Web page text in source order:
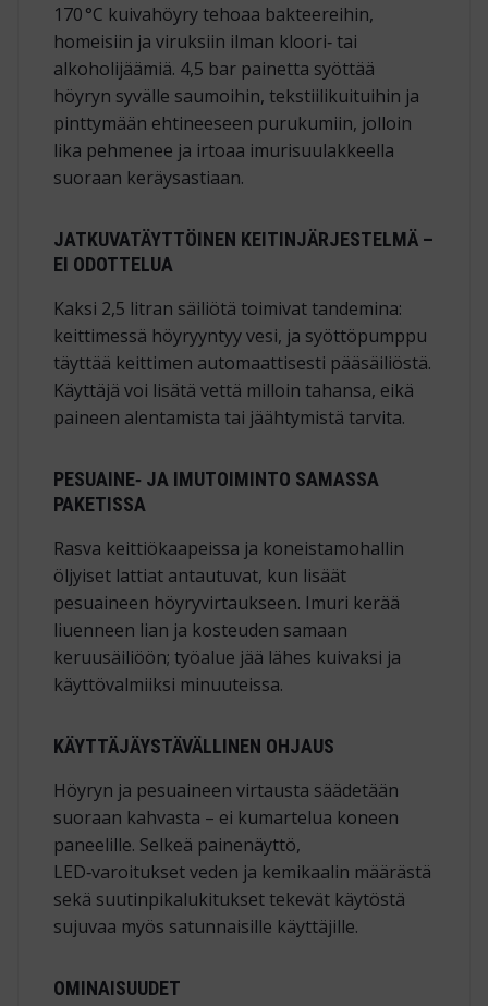
170 °C kuivahöyry tehoaa bakteereihin,
homeisiin ja viruksiin ilman kloori‑ tai
alkoholijäämiä. 4,5 bar painetta syöttää
höyryn syvälle saumoihin, tekstiilikuituihin ja
pinttymään ehtineeseen purukumiin, jolloin
lika pehmenee ja irtoaa imurisuulakkeella
suoraan keräysastiaan.
JATKUVATÄYTTÖINEN KEITINJÄRJESTELMÄ –
EI ODOTTELUA
Kaksi 2,5 litran säiliötä toimivat tandemina:
keittimessä höyryyntyy vesi, ja syöttöpumppu
täyttää keittimen automaattisesti pääsäiliöstä.
Käyttäjä voi lisätä vettä milloin tahansa, eikä
paineen alentamista tai jäähtymistä tarvita.
PESUAINE‑ JA IMUTOIMINTO SAMASSA
PAKETISSA
Rasva keittiökaapeissa ja koneistamohallin
öljyiset lattiat antautuvat, kun lisäät
pesuaineen höyryvirtaukseen. Imuri kerää
liuenneen lian ja kosteuden samaan
keruusäiliöön; työalue jää lähes kuivaksi ja
käyttövalmiiksi minuuteissa.
KÄYTTÄJÄYSTÄVÄLLINEN OHJAUS
Höyryn ja pesuaineen virtausta säädetään
suoraan kahvasta – ei kumartelua koneen
paneelille. Selkeä painenäyttö,
LED‑varoitukset veden ja kemikaalin määrästä
sekä suutinpikalukitukset tekevät käytöstä
sujuvaa myös satunnaisille käyttäjille.
OMINAISUUDET